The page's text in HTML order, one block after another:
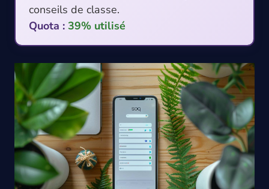
conseils de classe.
Quota : 39% utilisé